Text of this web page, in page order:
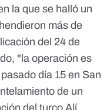
la que se halló un
más de
del 24 de
, "la operación es
día 15 en San
de un